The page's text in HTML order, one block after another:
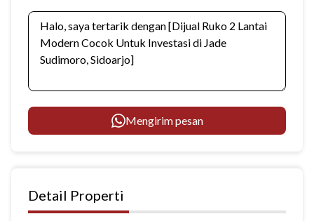
Mengirim pesan
Detail Properti